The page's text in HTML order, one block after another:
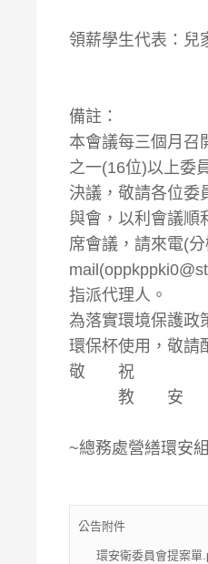
領薪學生代表：兒
備註：
本會議每三個月召
之一(16位)以上委
決議，敬請各位委
與會，以利會議順
席會議，請來電(
指派代理人。
為落實環境保護政
環保杯使用，敬請
敬 祝
教 安
~總務處營繕環安
公告附件
環安衛委員會提案單